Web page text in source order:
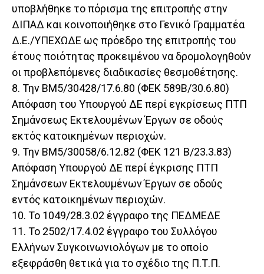
υποβλήθηκε το πόρισμα της επιτροπής στην
ΔΙΠΑΔ και κοινοποιήθηκε στο Γενικό Γραμματέα
Δ.Ε./ΥΠΕΧΩΔΕ ως πρόεδρο της επιτροπής του
έτους ποιότητας προκειμένου να δρομολογηθούν
οι προβλεπόμενες διαδικασίες θεσμοθέτησης.
8. Την ΒΜ5/30428/17.6.80 (ΦΕΚ 589Β/30.6.80)
Απόφαση του Υπουργού ΔΕ περί εγκρίσεως ΠΤΠ
Σημάνσεως Εκτελουμένων Έργων σε οδούς
εκτός κατοικημένων περιοχών.
9. Την ΒΜ5/30058/6.12.82 (ΦΕΚ 121 Β/23.3.83)
Απόφαση Υπουργού ΔΕ περί έγκρισης ΠΤΠ
Σημάνσεων Εκτελουμένων Έργων σε οδούς
εντός κατοικημένων περιοχών.
10. Το 1049/28.3.02 έγγραφο της ΠΕΔΜΕΔΕ
11. Το 2502/17.4.02 έγγραφο του Συλλόγου
Ελλήνων Συγκοινωνιολόγων με το οποίο
εξεφράσθη θετικά για το σχέδιο της Π.Τ.Π.